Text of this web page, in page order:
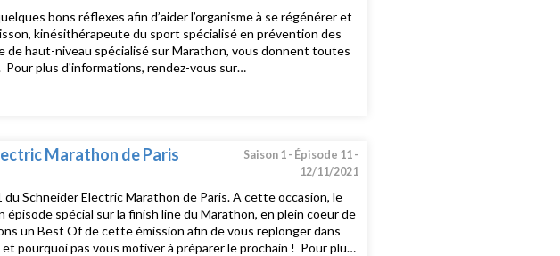
bons réflexes afin d’aider l’organisme à se régénérer et
kinésithérapeute du sport spécialisé en prévention des
de haut-niveau spécialisé sur Marathon, vous donnent toutes
plus d'informations, rendez-vous sur
Marathon de Paris
Saison 1 - Épisode 11 -
12/11/2021
Schneider Electric Marathon de Paris. A cette occasion, le
spécial sur la finish line du Marathon, en plein coeur de
un Best Of de cette émission afin de vous replonger dans
pourquoi pas vous motiver à préparer le prochain ! Pour plus